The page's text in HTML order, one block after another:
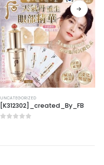
UNCATEGORIZED
[K312302]_created_By_FB